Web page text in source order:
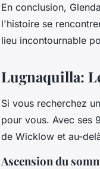
En conclusion,
l'histoire se
lieu incontournable
Lugnaquilla:
Si vous recherchez
pour vous. Avec ses
de Wicklow et au-
Ascension du